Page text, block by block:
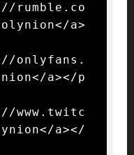
rumble.co
a>
onlyfans.
a></p
www.twitc
a></